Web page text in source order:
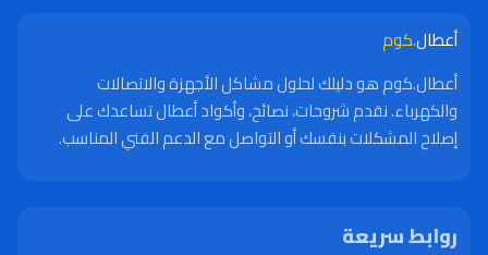
أعطال.كوم
أعطال.كوم هو دليلك لحلول مشاكل الأجهزة والاتصالات
والكهرباء. نقدم شروحات، نصائح، وأكواد أعطال تساعدك على
إصلاح المشكلات بنفسك أو التواصل مع الدعم الفني المناسب.
روابط سريعة